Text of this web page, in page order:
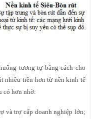
tương tự bằng cách cho
nhiều tiền hơn từ nền kinh tế
có hơn nhờ:
và trợ cấp doanh nghiệp lớn;